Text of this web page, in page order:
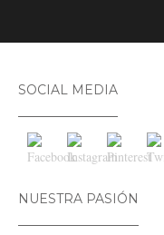
SOCIAL MEDIA
NUESTRA PASIÓN